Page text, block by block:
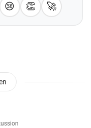
😢 👏 🚀